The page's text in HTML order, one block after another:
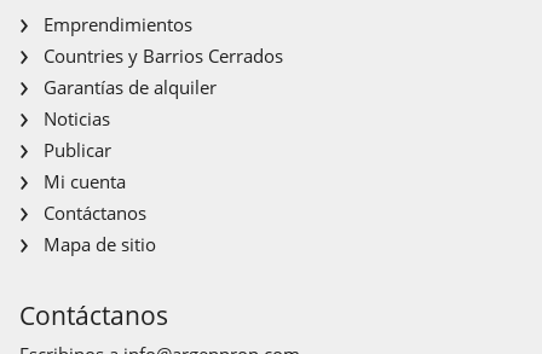
Emprendimientos
Countries y Barrios Cerrados
Garantías de alquiler
Noticias
Publicar
Mi cuenta
Contáctanos
Mapa de sitio
Contáctanos